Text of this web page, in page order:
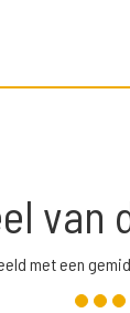
van
met een